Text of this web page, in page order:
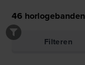
46 horlogebanden
Filteren